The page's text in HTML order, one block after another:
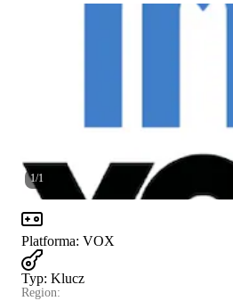
1/1
Platforma: VOX
Typ: Klucz
Region: